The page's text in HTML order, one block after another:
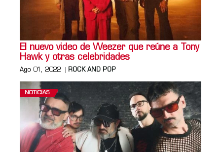
El nuevo video de Weezer que reúne a Tony
Hawk y otras celebridades
Ago 01, 2022 ROCK AND POP
NOTICIAS